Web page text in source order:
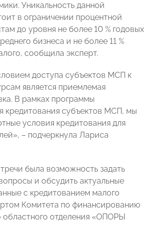
Уникальность данной
в ограничении процентной
до уровня не более 10 % годовых
бизнеса и не более 11 %
сообщила эксперт.
доступа субъектов МСП к
является приемлемая
В рамках программы
кредитования субъектов МСП, мы
условия кредитования для
– подчеркнула Лариса
была возможность задать
и обсудить актуальные
с кредитованием малого
Комитета по финансированию
областного отделения «ОПОРЫ